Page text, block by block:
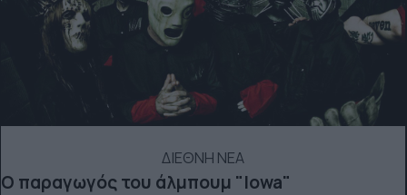
ΔΙΕΘΝΗ ΝΕΑ
Ο παραγωγός του άλμπουμ "Iowa"